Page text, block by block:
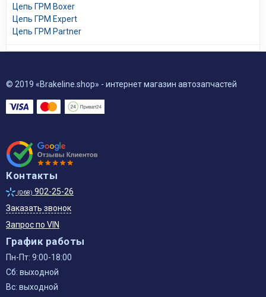
Цепь ГРМ Boxer
Цепь ГРМ Expert
Цепь ГРМ Partner
© 2019 «Brakeline.shop» - интернет магазин автозапчастей
Контакты
(068) 902-25-26
Заказать звонок
Запрос по VIN
График работы
Пн-Пт: 9:00-18:00
Сб: выходной
Вс: выходной